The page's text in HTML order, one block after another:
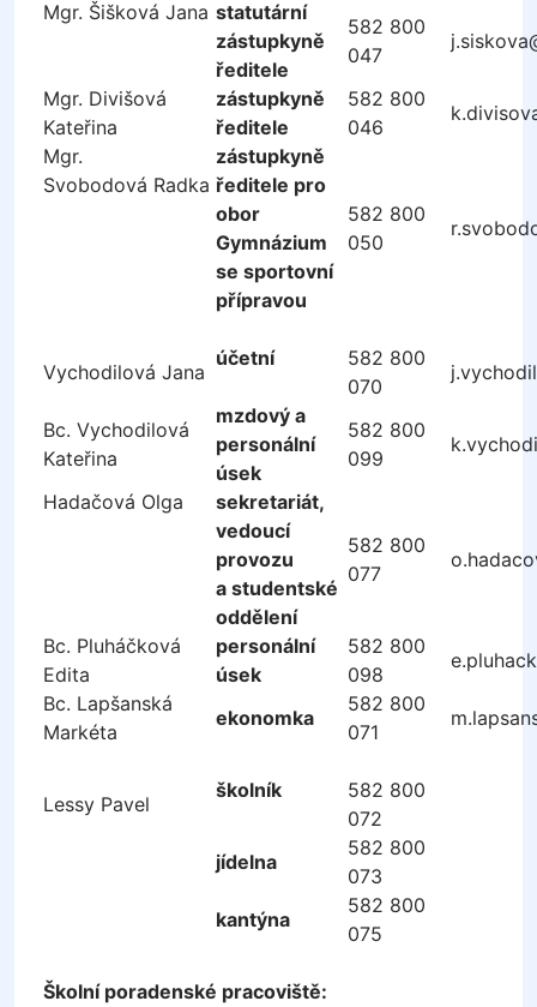
Mgr. Šišková Jana statutární
zástupkyně
ředitele
582 800
047
Mgr. Divišová
Kateřina
zástupkyně
ředitele
582 800
046
Mgr.
Svobodová Radka
zástupkyně
ředitele pro
obor
Gymnázium
se sportovní
přípravou
582 800
050
Vychodilová Jana
účetní
582 800
070
Bc. Vychodilová
Kateřina
mzdový a
personální
úsek
582 800
099
Hadačová Olga
sekretariát,
vedoucí
provozu
a studentské
oddělení
582 800
077
Bc. Pluháčková
Edita
personální
úsek
582 800
098
Bc. Lapšanská
Markéta
ekonomka
582 800
071
Lessy Pavel
školník
582 800
072
jídelna
582 800
073
kantýna
582 800
075
Školní poradenské pracoviště: